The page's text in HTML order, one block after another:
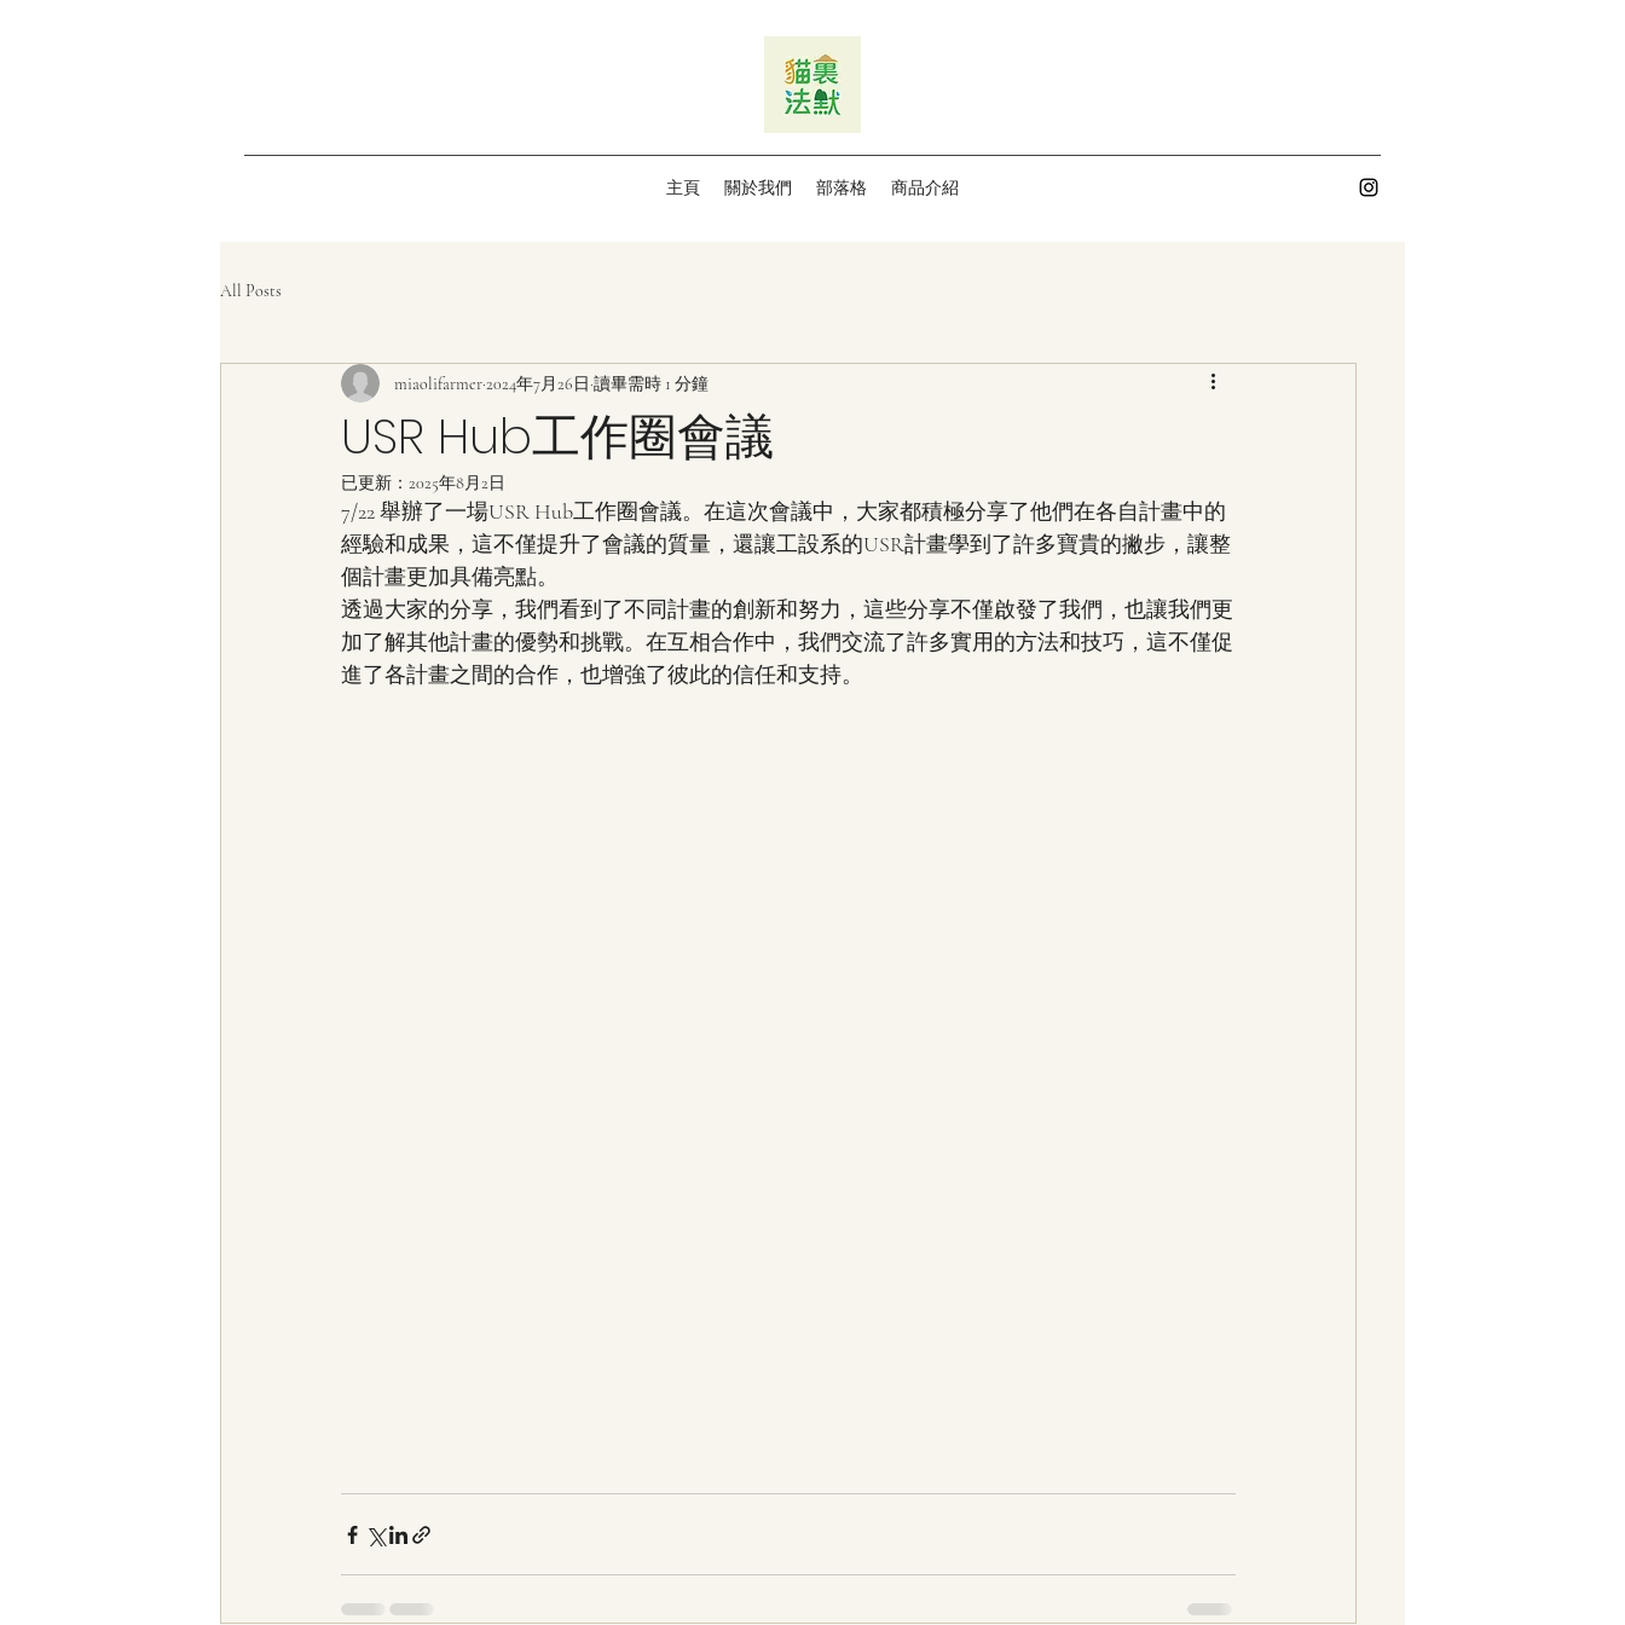
主頁 關於我們 部落格 商品介紹
All Posts
USR Hub工作圈會議
miaolifarmer2024年7月26日 讀畢需時 1 分鐘
已更新： 2025年8月2日
7/22 舉辦了一場USR Hub工作圈會議。在這次會議中，大家都積極分享了他們在各自計畫中的
經驗和成果，這不僅提升了會議的質量，還讓工設系的USR計畫學到了許多寶貴的撇步，讓整
個計畫更加具備亮點。
透過大家的分享，我們看到了不同計畫的創新和努力，這些分享不僅啟發了我們，也讓我們更
加了解其他計畫的優勢和挑戰。在互相合作中，我們交流了許多實用的方法和技巧，這不僅促
進了各計畫之間的合作，也增強了彼此的信任和支持。